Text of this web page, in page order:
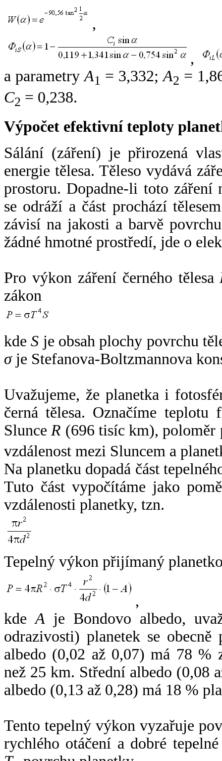
,
,
a parametryA1 = 3,332;A2 =
C2 = 0,238.
Výpočet efektivní teploty
Sálání (záření) je přirozená
energie tělesa. Těleso vydává
prostoru. Dopadne-li toto záření
se odráží a část prochází
závisí na jakosti a barvě
žádné hmotné prostředí, jde o
Pro výkon záření černého tělesa
zákon
kdeS je obsah plochy povrchu
σje Stefanova-Boltzmannova
Uvažujeme, že planetka i
černá tělesa. Označíme
SlunceR (696 tisíc km),
vzdálenost mezi Sluncem a
Na planetku dopadá část
Tuto část vypočítáme jako
vzdálenosti planetky, tzn.
Tepelný výkon přijímaný
,
kdeA je Bondovo albedo,
odrazivosti) planetek se
albedo (0,02 až 0,07) má 78 %
než 25 km. Střední albedo (0,08
albedo (0,13 až 0,28) má 18 %
Tento tepelný výkon vyzařuje
rychlého otáčení a dobré